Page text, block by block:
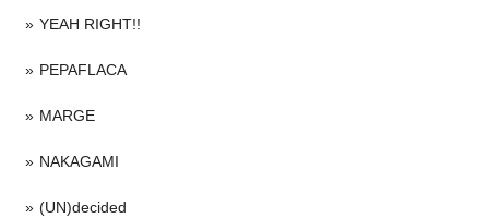
YEAH RIGHT!!
PEPAFLACA
MARGE
NAKAGAMI
(UN)decided